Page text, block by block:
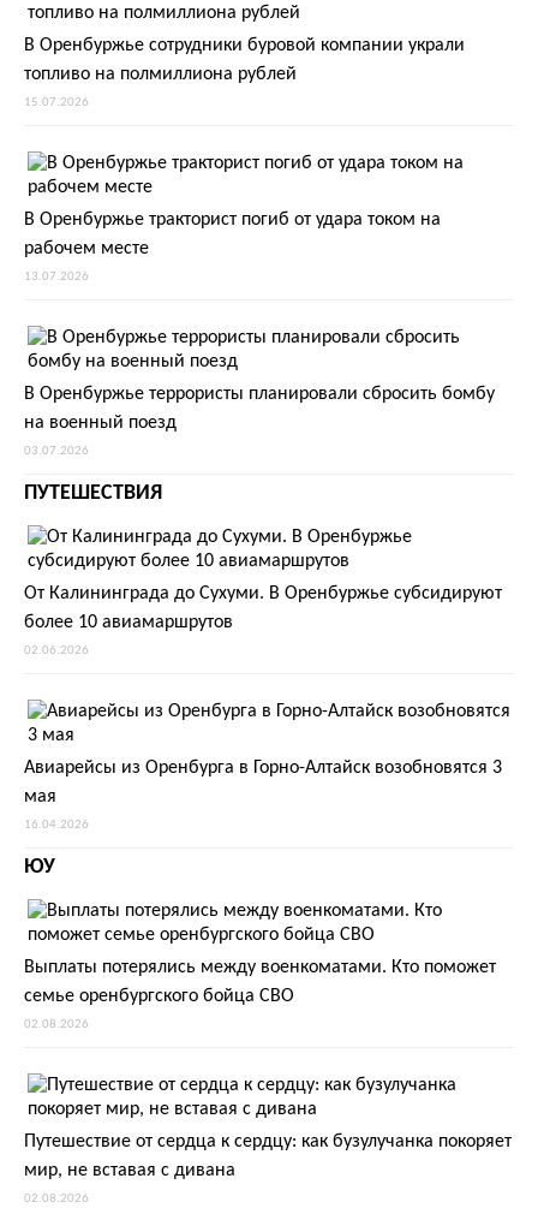
В Оренбуржье сотрудники буровой компании украли
топливо на полмиллиона рублей
15.07.2026
В Оренбуржье тракторист погиб от удара током на
рабочем месте
13.07.2026
В Оренбуржье террористы планировали сбросить бомбу
на военный поезд
03.07.2026
ПУТЕШЕСТВИЯ
От Калининграда до Сухуми. В Оренбуржье субсидируют
более 10 авиамаршрутов
02.06.2026
Авиарейсы из Оренбурга в Горно-Алтайск возобновятся 3
мая
16.04.2026
ЮУ
Выплаты потерялись между военкоматами. Кто поможет
семье оренбургского бойца СВО
02.08.2026
Путешествие от сердца к сердцу: как бузулучанка покоряет
мир, не вставая с дивана
02.08.2026